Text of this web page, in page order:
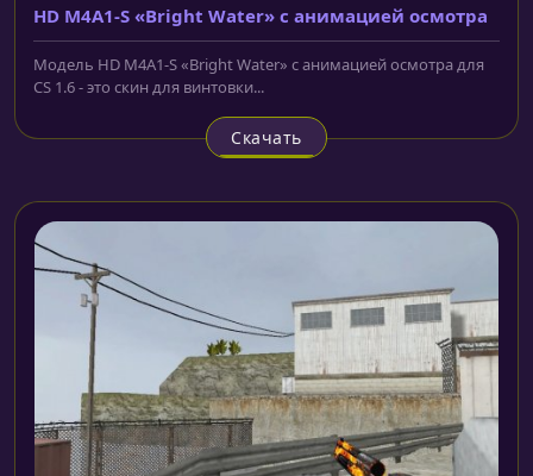
HD M4A1-S «Bright Water» с анимацией осмотра
Модель HD M4A1-S «Bright Water» с анимацией осмотра для
CS 1.6 - это скин для винтовки...
Скачать